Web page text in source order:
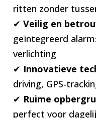
ritten zonder
✔Veilig en
geïntegreerd
verlichting
✔ Innovatieve
driving, GPS-
✔ Ruime
perfect voor